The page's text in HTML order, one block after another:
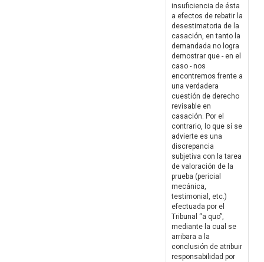
insuficiencia de ésta
a efectos de rebatir la
desestimatoria de la
casación, en tanto la
demandada no logra
demostrar que - en el
caso - nos
encontremos frente a
una verdadera
cuestión de derecho
revisable en
casación. Por el
contrario, lo que sí se
advierte es una
discrepancia
subjetiva con la tarea
de valoración de la
prueba (pericial
mecánica,
testimonial, etc.)
efectuada por el
Tribunal “a quo”,
mediante la cual se
arribara a la
conclusión de atribuir
responsabilidad por